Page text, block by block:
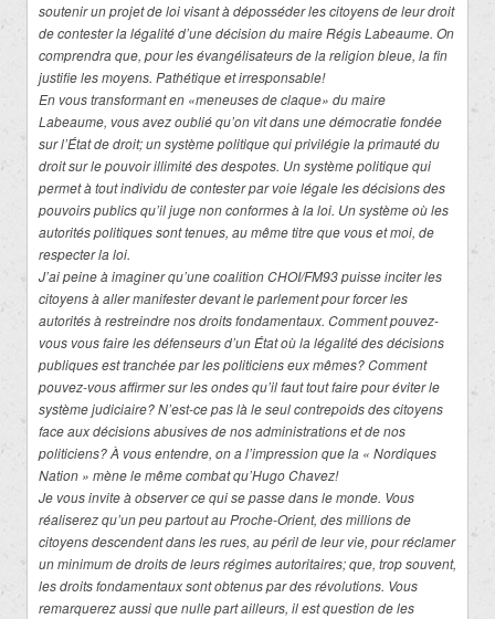
soutenir un projet de loi visant à déposséder les citoyens de leur droit
de contester la légalité d’une décision du maire Régis Labeaume. On
comprendra que, pour les évangélisateurs de la religion bleue, la fin
justifie les moyens. Pathétique et irresponsable!
En vous transformant en «meneuses de claque» du maire
Labeaume, vous avez oublié qu’on vit dans une démocratie fondée
sur l’État de droit; un système politique qui privilégie la primauté du
droit sur le pouvoir illimité des despotes. Un système politique qui
permet à tout individu de contester par voie légale les décisions des
pouvoirs publics qu’il juge non conformes à la loi. Un système où les
autorités politiques sont tenues, au même titre que vous et moi, de
respecter la loi.
J’ai peine à imaginer qu’une coalition CHOI/FM93 puisse inciter les
citoyens à aller manifester devant le parlement pour forcer les
autorités à restreindre nos droits fondamentaux. Comment pouvez-
vous vous faire les défenseurs d’un État où la légalité des décisions
publiques est tranchée par les politiciens eux mêmes? Comment
pouvez-vous affirmer sur les ondes qu’il faut tout faire pour éviter le
système judiciaire? N’est-ce pas là le seul contrepoids des citoyens
face aux décisions abusives de nos administrations et de nos
politiciens? À vous entendre, on a l’impression que la « Nordiques
Nation » mène le même combat qu’Hugo Chavez!
Je vous invite à observer ce qui se passe dans le monde. Vous
réaliserez qu’un peu partout au Proche-Orient, des millions de
citoyens descendent dans les rues, au péril de leur vie, pour réclamer
un minimum de droits de leurs régimes autoritaires; que, trop souvent,
les droits fondamentaux sont obtenus par des révolutions. Vous
remarquerez aussi que nulle part ailleurs, il est question de les